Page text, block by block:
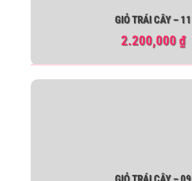
GIỎ TRÁI CÂY – 11
2.200,000₫